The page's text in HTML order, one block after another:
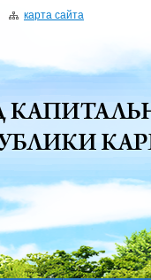
карта сайта